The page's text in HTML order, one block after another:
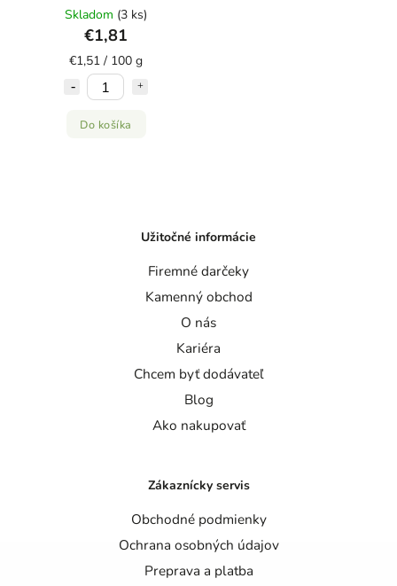
Skladom (3 ks)
€1,81
€1,51 / 100 g
Do košíka
Užitočné informácie
Firemné darčeky
Kamenný obchod
O nás
Kariéra
Chcem byť dodávateľ
Blog
Ako nakupovať
Zákaznícky servis
Obchodné podmienky
Ochrana osobných údajov
Preprava a platba